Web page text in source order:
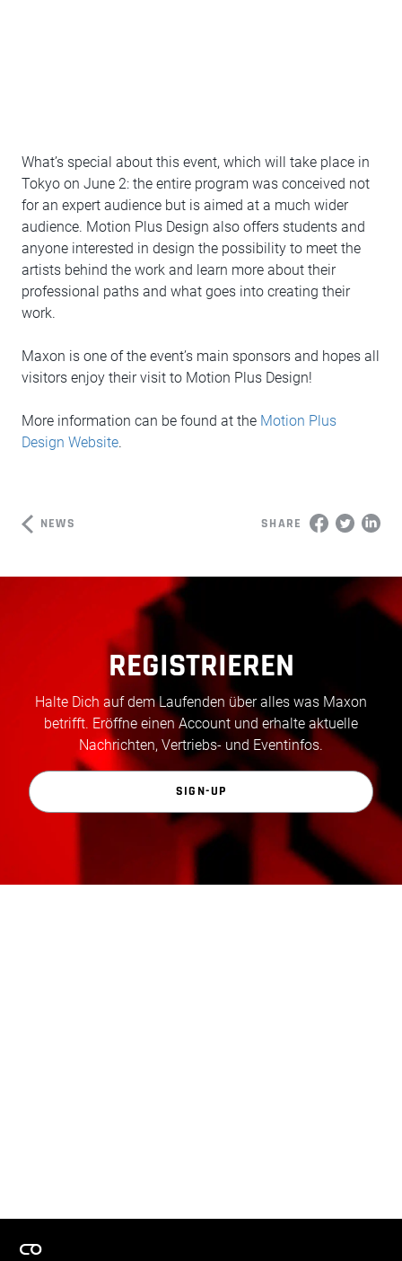
What’s special about this event, which will take place in
Tokyo on June 2: the entire program was conceived not
for an expert audience but is aimed at a much wider
audience. Motion Plus Design also offers students and
anyone interested in design the possibility to meet the
artists behind the work and learn more about their
professional paths and what goes into creating their
work.
Maxon is one of the event’s main sponsors and hopes all
visitors enjoy their visit to Motion Plus Design!
More information can be found at the Motion Plus
Design Website.
NEWS SHARE
REGISTRIEREN
Halte Dich auf dem Laufenden über alles was Maxon
betrifft. Eröffne einen Account und erhalte aktuelle
Nachrichten, Vertriebs- und Eventinfos.
SIGN-UP